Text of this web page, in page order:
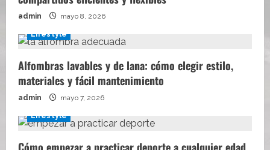
admin mayo 8, 2026
Lifestyle
Alfombras lavables y de lana: cómo elegir estilo,
materiales y fácil mantenimiento
admin mayo 7, 2026
Lifestyle